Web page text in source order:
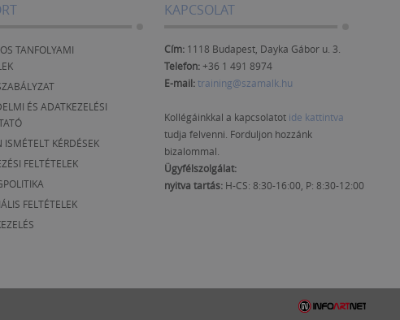
TANFOLYAMI
ÉS ADATKEZELÉSI
ISMÉTELT KÉRDÉSEK
FELTÉTELEK
FELTÉTELEK
KAPCSOLAT
Cím: 1118 Budapest, Dayka Gábor u. 3.
Telefon:+36 1 491 8974
E-mail:training@szamalk.hu
Kollégáinkkal a kapcsolatot ide kattintva
tudja felvenni. Forduljon hozzánk
bizalommal.
Ügyfélszolgálat:
nyitva tartás: H-CS: 8:30-16:00, P: 8:30-12:00